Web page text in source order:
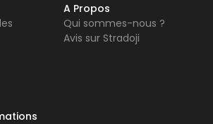
A Propos
Qui sommes-nous ?
Avis sur Stradoji